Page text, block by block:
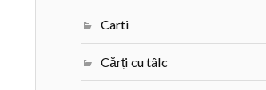
Carti
Cărți cu tâlc